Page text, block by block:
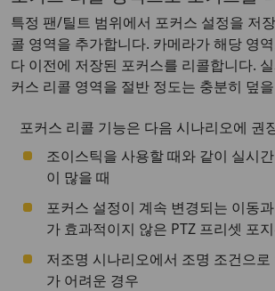
특정 팬/틸트 범위에서 포커스 설정을 저
콜 영역을 추가합니다. 카메라가 해당 영
다 이전에 저장된 포커스를 리콜합니다.
커스 리콜 영역을 절반 정도는 충분히 덮
포커스 리콜 기능은 다음 시나리오에 권
조이스틱을 사용할 때와 같이 실시
이 많을 때
포커스 설정이 계속 변경되는 이동
가 효과적이지 않은 PTZ 프리셋 포
저조명 시나리오에서 조명 조건으
가 어려운 경우